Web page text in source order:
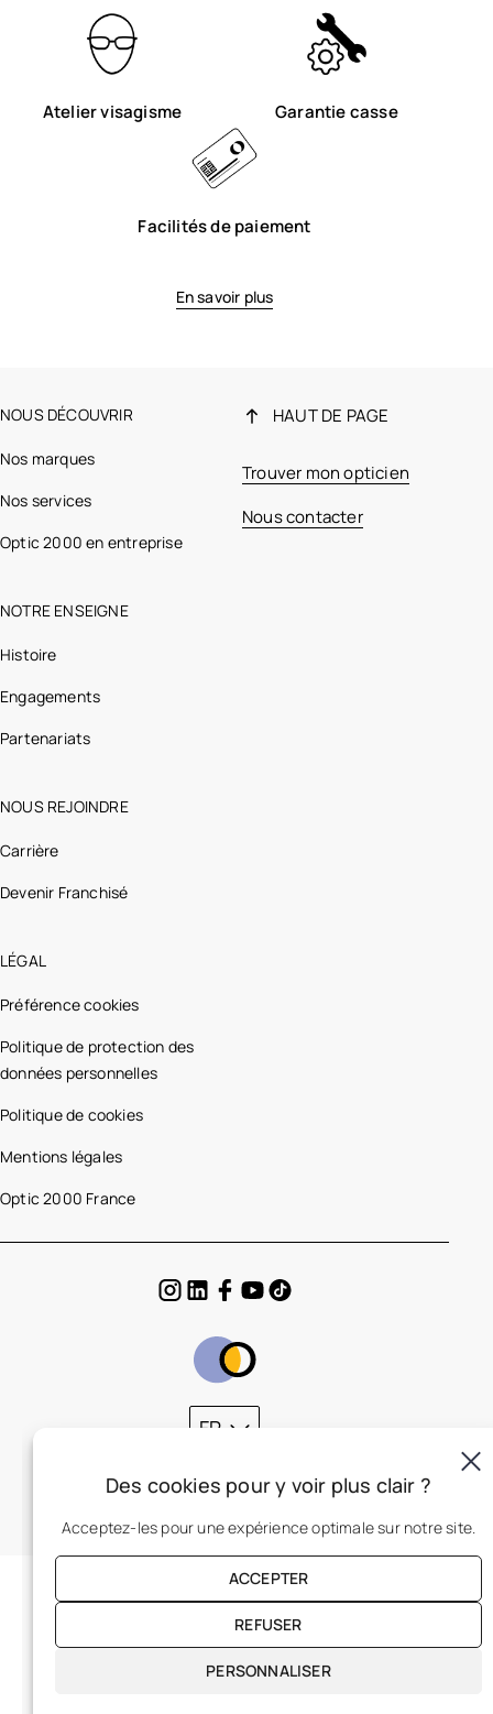
Atelier visagisme Garantie casse
Facilités de paiement
En savoir plus
NOUS DÉCOUVRIR
Nos marques
Nos services
Optic 2000 en entreprise
NOTRE ENSEIGNE
Histoire
Engagements
Partenariats
NOUS REJOINDRE
Carrière
Devenir Franchisé
LÉGAL
Préférence cookies
Politique de protection des
données personnelles
Politique de cookies
Mentions légales
Optic 2000 France
HAUT DE PAGE
Trouver mon opticien
Nous contacter
FR
Des cookies pour y voir plus clair ?
Acceptez-les pour une expérience optimale sur notre site.
ACCEPTER
REFUSER
PERSONNALISER